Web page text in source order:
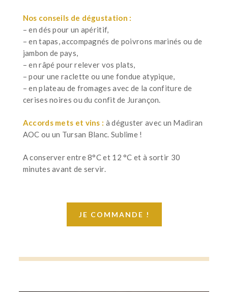
Nos conseils de dégustation :
– en dés pour un apéritif,
– en tapas, accompagnés de poivrons marinés ou de
jambon de pays,
– en râpé pour relever vos plats,
– pour une raclette ou une fondue atypique,
– en plateau de fromages avec de la confiture de
cerises noires ou du confit de Jurançon.
Accords mets et vins : à déguster avec un Madiran
AOC ou un Tursan Blanc. Sublime !
A conserver entre 8°C et 12 °C et à sortir 30
minutes avant de servir.
JE COMMANDE !